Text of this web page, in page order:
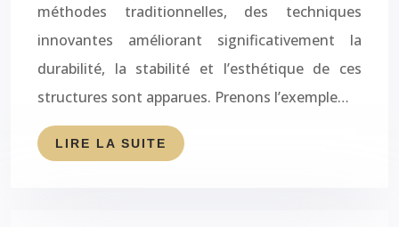
méthodes traditionnelles, des techniques
innovantes améliorant significativement la
durabilité, la stabilité et l’esthétique de ces
structures sont apparues. Prenons l’exemple…
LIRE LA SUITE